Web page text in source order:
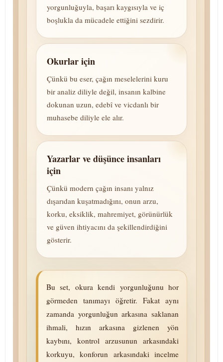
yorgunluğuyla, başarı kaygısıyla ve iç
boşlukla da mücadele ettiğini sezdirir.
Okurlar için
Çünkü bu eser, çağın meselelerini kuru
bir analiz diliyle değil, insanın kalbine
dokunan uzun, edebî ve vicdanlı bir
muhasebe diliyle ele alır.
Yazarlar ve düşünce insanları
için
Çünkü modern çağın insanı yalnız
dışarıdan kuşatmadığını, onun arzu,
korku, eksiklik, mahremiyet, görünürlük
ve güven ihtiyacını da şekillendirdiğini
gösterir.
Bu set, okura kendi yorgunluğunu hor
görmeden tanımayı öğretir. Fakat aynı
zamanda yorgunluğun arkasına saklanan
ihmali, hızın arkasına gizlenen yön
kaybını, kontrol arzusunun arkasındaki
korkuyu, konforun arkasındaki incelme